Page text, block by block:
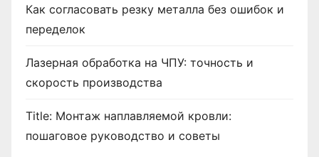
Как согласовать резку металла без ошибок и
переделок
Лазерная обработка на ЧПУ: точность и
скорость производства
Title: Монтаж наплавляемой кровли:
пошаговое руководство и советы